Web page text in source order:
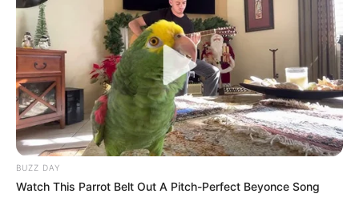
BUZZ DAY
Watch This Parrot Belt Out A Pitch-Perfect Beyonce Song